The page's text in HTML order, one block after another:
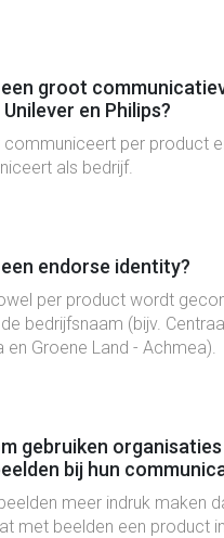
groot
en Philips?
communiceert per product
als bedrijf.
endorse identity?
per product wordt
bedrijfsnaam (bijv.
en Groene Land - Achmea).
gebruiken
bij hun
meer indruk maken
met beelden een product